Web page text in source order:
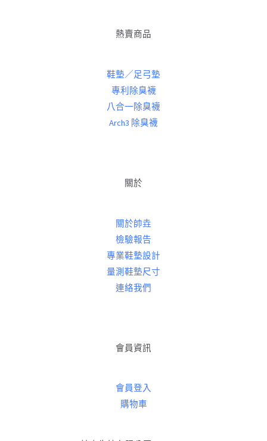
熱賣商品
鞋墊／足弓墊
專利除臭襪
八合一除臭襪
Arch3 除臭襪
關於
關於帥垚
檢驗報告
專業鞋墊設計
量測鞋墊尺寸
連絡我們
會員資訊
會員登入
購物車